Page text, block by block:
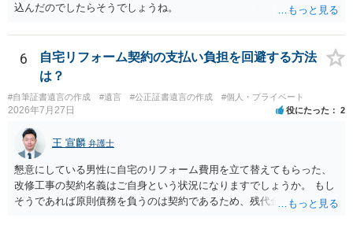
込んだのでしたらそうでしょうね。
6
自宅リフォーム契約の支払い負担を回避する方法
は？
#自筆証書遺言の作成 #遺言 #公正証書遺言の作成 #個人・プライベート
2026年7月27日 役にたった 2
王 宣麟 弁護士
懇意にしている男性に自宅のリフォーム費用を立て替えてもらった、
改修工事の契約名義はご自身という状況になりますでしょうか。 もし
そうであれば原則債務を負うのは契約であるため、残代金を捻出して